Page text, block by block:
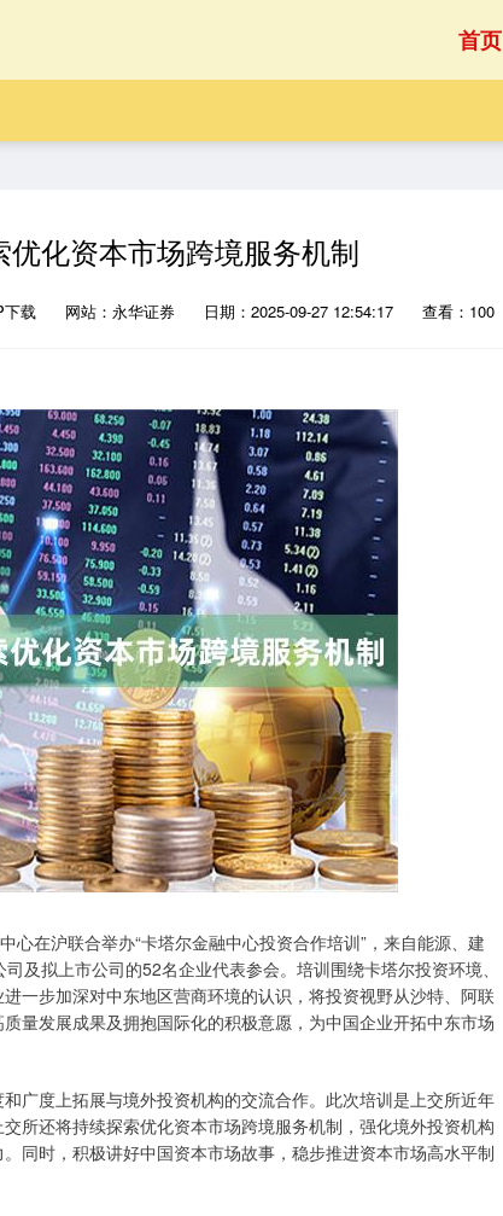
首页
化资本市场跨境服务机制
下载 网站：永华证券 日期：2025-09-27 12:54:17 查看：100
在沪联合举办“卡塔尔金融中心投资合作培训”，来自能源、建
及拟上市公司的52名企业代表参会。培训围绕卡塔尔投资环境、
一步加深对中东地区营商环境的认识，将投资视野从沙特、阿联
量发展成果及拥抱国际化的积极意愿，为中国企业开拓中东市场
度上拓展与境外投资机构的交流合作。此次培训是上交所近年
所还将持续探索优化资本市场跨境服务机制，强化境外投资机构
同时，积极讲好中国资本市场故事，稳步推进资本市场高水平制
深证成指 14110.12 -34.08